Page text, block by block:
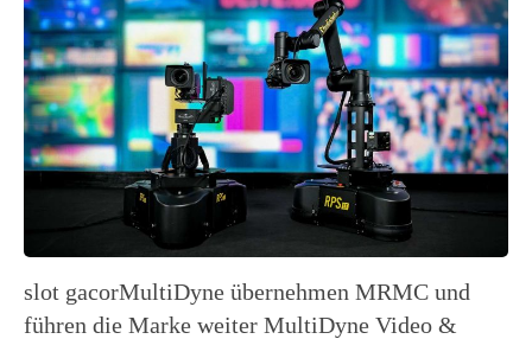
slot gacorMultiDyne übernehmen MRMC und
führen die Marke weiter MultiDyne Video &